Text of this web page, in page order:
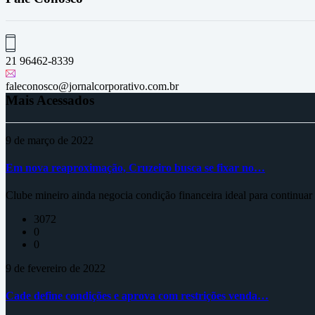
21 96462-8339
faleconosco@jornalcorporativo.com.br
Mais Acessados
9 de março de 2022
Em nova reaproximação, Cruzeiro busca se fixar no…
Clube mineiro ainda negocia condição financeira ideal para
3072
0
0
9 de fevereiro de 2022
Cade define condições e aprova com restrições venda…